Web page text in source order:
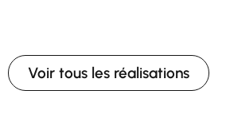
Voir tous les réalisations